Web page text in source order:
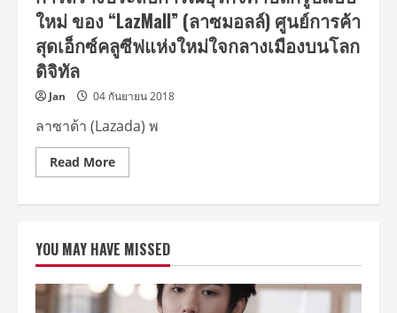
ใหม่ ของ “LazMall” (ลาซมอลล์) ศูนย์การค้า
สุดเอ็กซ์คลูซีฟแห่งใหม่ใจกลางเมืองบนโลก
ดิจิทัล
Jan 04 กันยายน 2018
ลาซาด้า (Lazada) พ
Read MoreRead
more
พา
ทุก
ท่าน
ร่วม
สัมผัส
YOU MAY HAVE MISSED